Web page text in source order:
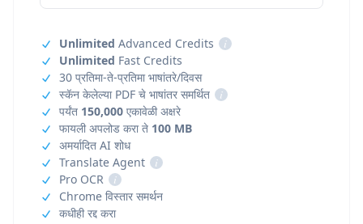
Unlimited Advanced Credits
i
Unlimited Fast Credits
30 प्रतिमा-ते-प्रतिमा भाषांतरे/दिवस
स्कॅन केलेल्या PDF चे भाषांतर समर्थित
i
पर्यंत 150,000 एकावेळी अक्षरे
फायली अपलोड करा ते 100 MB
अमर्यादित AI शोध
Translate Agent
i
Pro OCR
i
Chrome विस्तार समर्थन
कधीही रद्द करा